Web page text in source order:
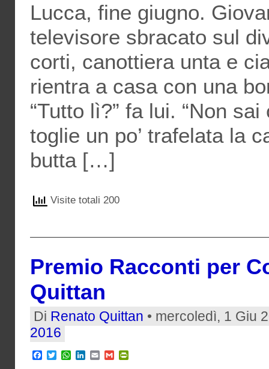
Lucca, fine giugno.
televisore sbracato sul
corti, canottiera unta e
rientra a casa con una
“Tutto lì?” fa lui. “Non
toglie un po’ trafelata la
butta […]
Visite totali 200
Premio Racconti per
Quittan
Di Renato Quittan • mercoledì, 1 Giu
2016
Facebook
TwitterWhatsApp
LinkedIn
EmailGmail